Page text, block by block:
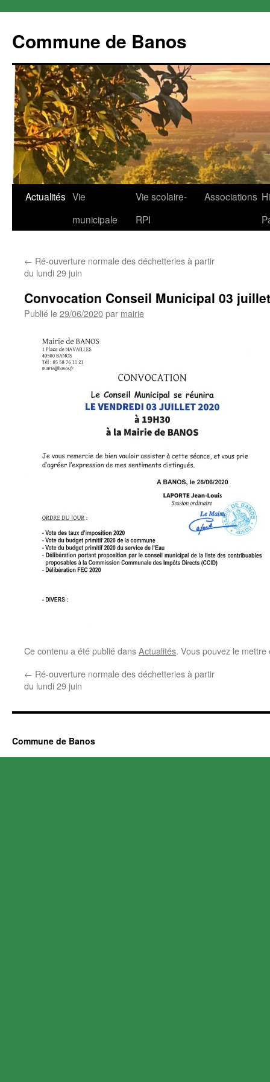
Commune de Banos
Aller
Actualités Vie
municipale
Vie scolaire-
RPI
Associations
← Ré-ouverture normale des déchetteries à partir
du lundi 29 juin
Convocation Conseil Municipal 03
Publié le29/06/2020par mairie
Ce contenu a été publié dansActualités. Vous pouvez le
← Ré-ouverture normale des déchetteries à partir
du lundi 29 juin
Commune de Banos